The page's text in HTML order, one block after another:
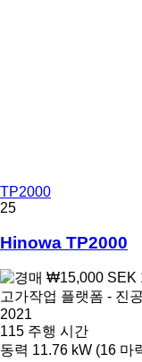
TP2000
25
Hinowa TP2000
₩15,000 SEK
고가작업 플랫폼 - 진
2021
115 주행 시간
동력 11.76 kW (16 마